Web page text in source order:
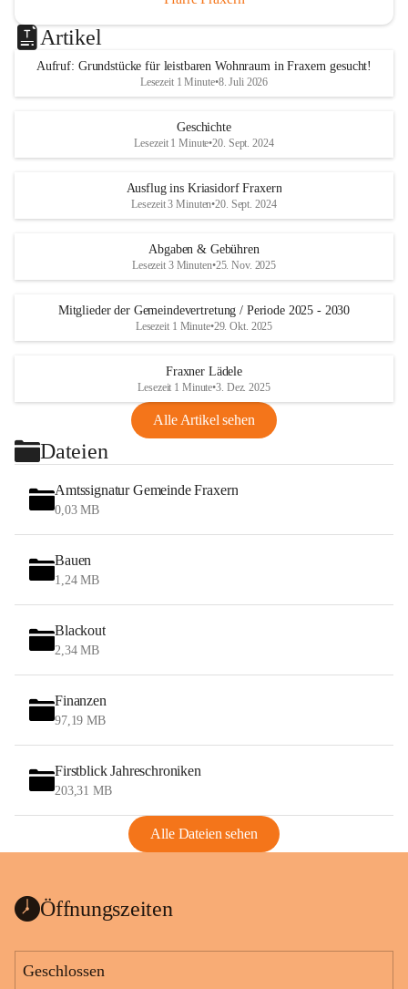
Artikel
Aufruf: Grundstücke für leistbaren Wohnraum in Fraxern gesucht!
Lesezeit 1 Minute•8. Juli 2026
Geschichte
Lesezeit 1 Minute•20. Sept. 2024
Ausflug ins Kriasidorf Fraxern
Lesezeit 3 Minuten•20. Sept. 2024
Abgaben & Gebühren
Lesezeit 3 Minuten•25. Nov. 2025
Mitglieder der Gemeindevertretung / Periode 2025 - 2030
Lesezeit 1 Minute•29. Okt. 2025
Fraxner Lädele
Lesezeit 1 Minute•3. Dez. 2025
Alle Artikel sehen
Dateien
Amtssignatur Gemeinde Fraxern
0,03 MB
Bauen
1,24 MB
Blackout
2,34 MB
Finanzen
97,19 MB
Firstblick Jahreschroniken
203,31 MB
Alle Dateien sehen
Öffnungszeiten
Geschlossen